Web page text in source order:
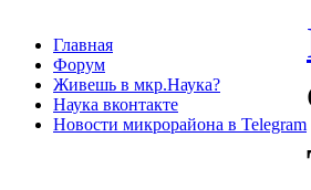
Главная
Форум
Живешь в мкр.Наука?
Наука вконтакте
Новости микрорайона в Telegram